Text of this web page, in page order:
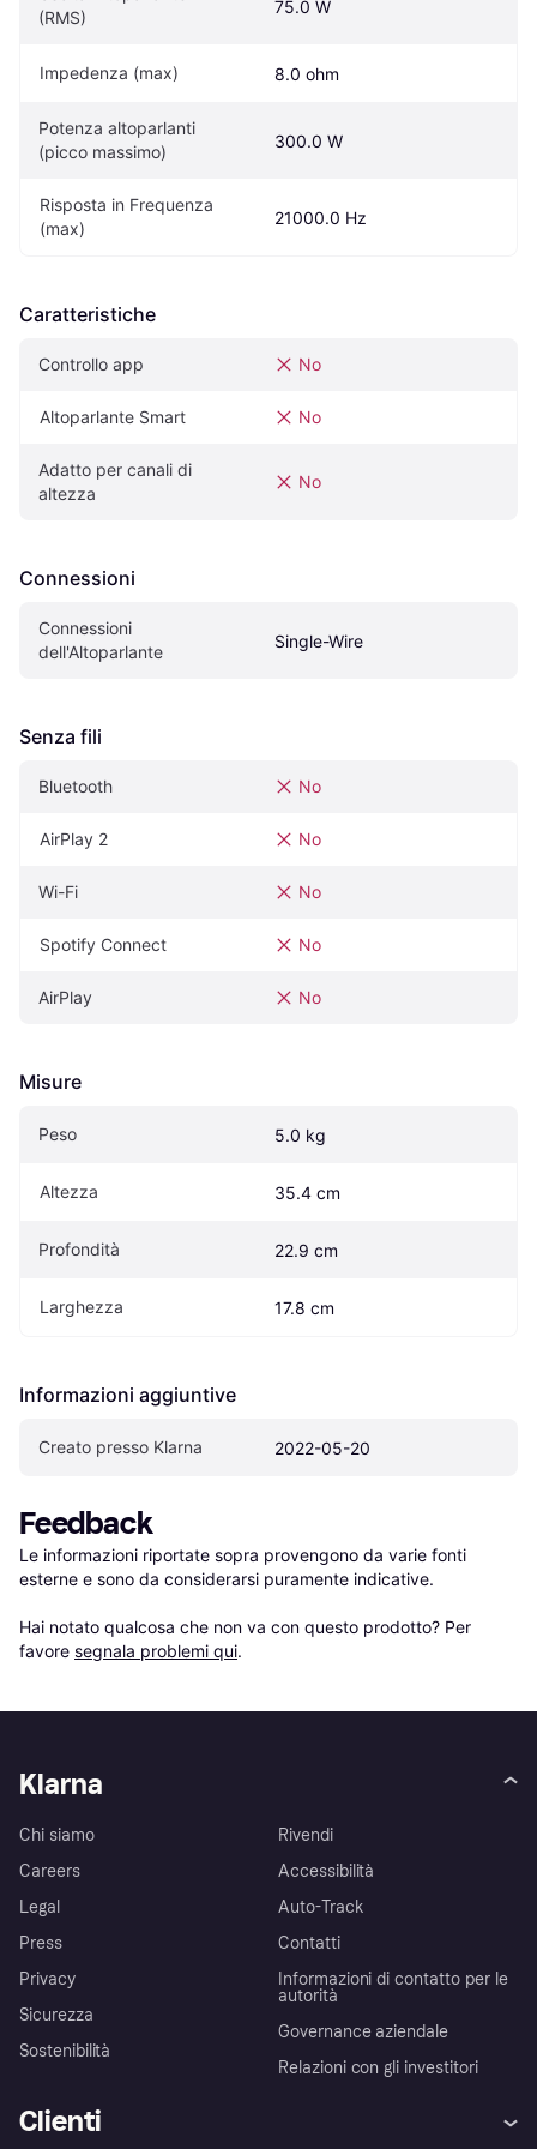
(RMS)
75.0 W
Impedenza (max) 8.0 ohm
Potenza altoparlanti
(picco massimo)
300.0 W
Risposta in Frequenza
(max)
21000.0 Hz
Caratteristiche
Controllo app No
Altoparlante Smart No
Adatto per canali di
altezza
No
Connessioni
Connessioni
dell'Altoparlante
Single-Wire
Senza fili
Bluetooth No
AirPlay 2 No
Wi-Fi No
Spotify Connect No
AirPlay No
Misure
Peso 5.0 kg
Altezza 35.4 cm
Profondità 22.9 cm
Larghezza 17.8 cm
Informazioni aggiuntive
Creato presso Klarna 2022-05-20
Feedback
Le informazioni riportate sopra provengono da varie fonti
esterne e sono da considerarsi puramente indicative.
Hai notato qualcosa che non va con questo prodotto? Per
favore segnala problemi qui.
Klarna
Chi siamo
Careers
Legal
Press
Privacy
Sicurezza
Sostenibilità
Rivendi
Accessibilità
Auto-Track
Contatti
Informazioni di contatto per le
autorità
Governance aziendale
Relazioni con gli investitori
Clienti